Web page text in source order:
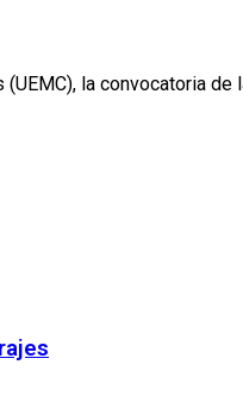
la convocatoria de